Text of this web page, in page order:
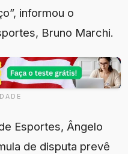
informou o
Bruno Marchi.
Esportes, Ângelo
de disputa prevê